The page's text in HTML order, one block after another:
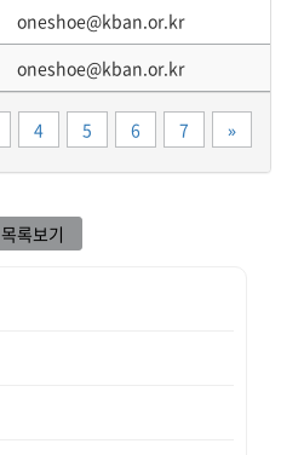
oneshoe@kban.or.kr
oneshoe@kban.or.kr
4 5 6 7 »끝
목록보기